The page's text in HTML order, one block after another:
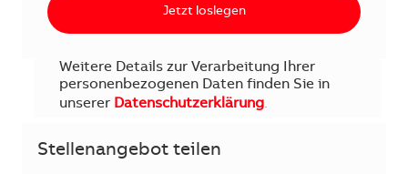
Jetzt loslegen
Weitere Details zur Verarbeitung Ihrer
personenbezogenen Daten finden Sie in
unserer Datenschutzerklärung.
Stellenangebot teilen